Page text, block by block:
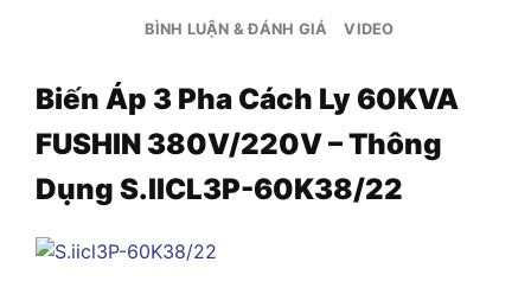
BÌNH LUẬN & ĐÁNH GIÁ VIDEO
Biến Áp 3 Pha Cách Ly 60KVA
FUSHIN 380V/220V – Thông
Dụng S.IICL3P-60K38/22